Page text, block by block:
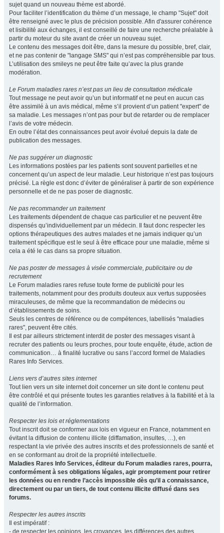
sujet quand un nouveau thème est abordé.
Pour faciliter l’identification du thème d’un message, le champ "Sujet" doit
être renseigné avec le plus de précision possible. Afin d'assurer cohérence
et lisibilité aux échanges, il est conseillé de faire une recherche préalable à
partir du moteur du site avant de créer un nouveau sujet.
Le contenu des messages doit être, dans la mesure du possible, bref, clair,
et ne pas contenir de "langage SMS" qui n’est pas compréhensible par tous.
L’utilisation des smileys ne peut être faite qu’avec la plus grande
modération.
Le Forum maladies rares n’est pas un lieu de consultation médicale
Tout message ne peut avoir qu’un but informatif et ne peut en aucun cas
être assimilé à un avis médical, même s’il provient d’un patient "expert" de
sa maladie. Les messages n’ont pas pour but de retarder ou de remplacer
l’avis de votre médecin.
En outre l’état des connaissances peut avoir évolué depuis la date de
publication des messages.
Ne pas suggérer un diagnostic
Les informations postées par les patients sont souvent partielles et ne
concernent qu’un aspect de leur maladie. Leur historique n’est pas toujours
précisé. La règle est donc d’éviter de généraliser à partir de son expérience
personnelle et de ne pas poser de diagnostic.
Ne pas recommander un traitement
Les traitements dépendent de chaque cas particulier et ne peuvent être
dispensés qu’individuellement par un médecin. Il faut donc respecter les
options thérapeutiques des autres malades et ne jamais indiquer qu’un
traitement spécifique est le seul à être efficace pour une maladie, même si
cela a été le cas dans sa propre situation.
Ne pas poster de messages à visée commerciale, publicitaire ou de
recrutement
Le Forum maladies rares refuse toute forme de publicité pour les
traitements, notamment pour des produits douteux aux vertus supposées
miraculeuses, de même que la recommandation de médecins ou
d’établissements de soins.
Seuls les centres de référence ou de compétences, labellisés "maladies
rares", peuvent être cités.
Il est par ailleurs strictement interdit de poster des messages visant à
recruter des patients ou leurs proches, pour toute enquête, étude, action de
communication… à finalité lucrative ou sans l’accord formel de Maladies
Rares Info Services.
Liens vers d’autres sites internet
Tout lien vers un site internet doit concerner un site dont le contenu peut
être contrôlé et qui présente toutes les garanties relatives à la fiabilité et à la
qualité de l’information.
Respecter les lois et réglementations
Tout inscrit doit se conformer aux lois en vigueur en France, notamment en
évitant la diffusion de contenu illicite (diffamation, insultes, …), en
respectant la vie privée des autres inscrits et des professionnels de santé et
en se conformant au droit de la propriété intellectuelle.
Maladies Rares Info Services, éditeur du Forum maladies rares, pourra,
conformément à ses obligations légales, agir promptement pour retirer
les données ou en rendre l’accès impossible dès qu’il a connaissance,
directement ou par un tiers, de tout contenu illicite diffusé dans ses
forums.
Respecter les autres inscrits
Il est impératif :
- de respecter les opinions, les croyances, les différences des autres